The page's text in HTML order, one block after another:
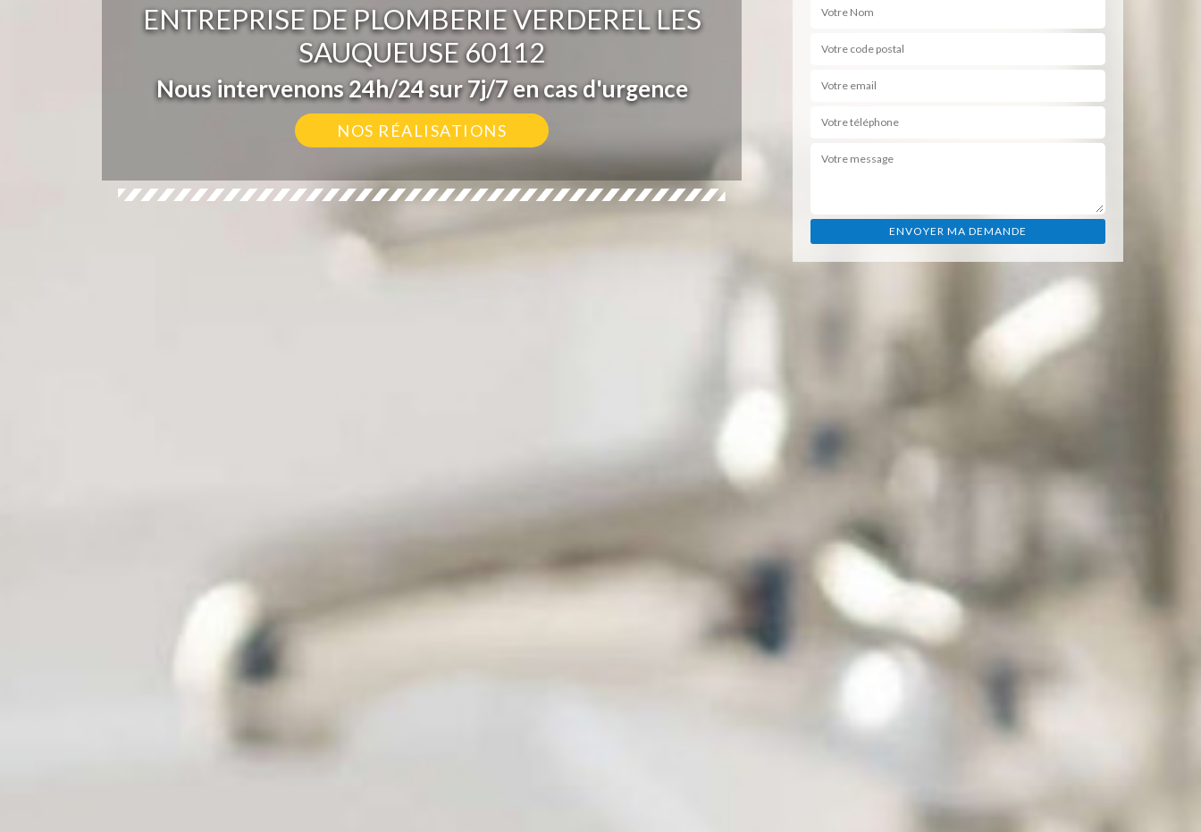
ENTREPRISE DE PLOMBERIE VERDEREL LES
SAUQUEUSE 60112
Nous intervenons 24h/24 sur 7j/7 en cas d'urgence
NOS RÉALISATIONS